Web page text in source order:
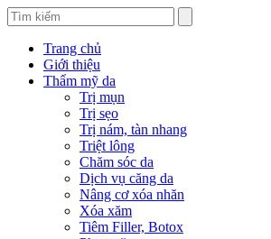
Trang chủ
Giới thiệu
Thẩm mỹ da
Trị mụn
Trị sẹo
Trị nám, tàn nhang
Triệt lông
Chăm sóc da
Dịch vụ căng da
Nâng cơ xóa nhăn
Xóa xăm
Tiêm Filler, Botox